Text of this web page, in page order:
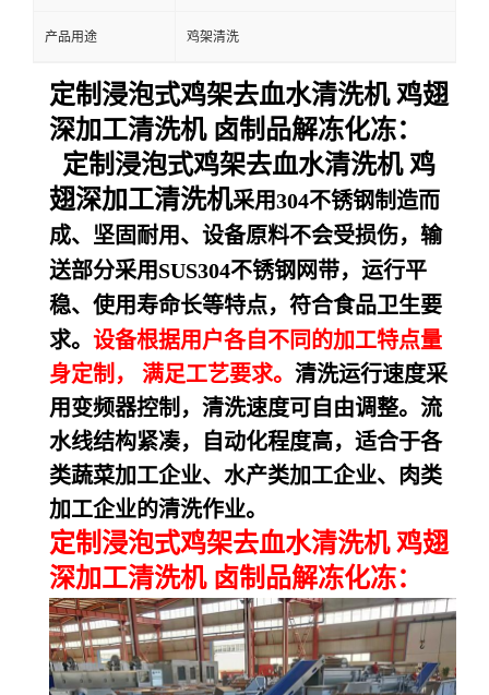
产品用途 鸡架清洗
定制浸泡式鸡架去血水清洗机 鸡翅
深加工清洗机 卤制品解冻化冻：
定制浸泡式鸡架去血水清洗机 鸡
翅深加工清洗机采用304不锈钢制造而
成、坚固耐用、设备原料不会受损伤， 输
送部分采用SUS304不锈钢网带，运行平
稳、使用寿命长等特点，符合食品卫生要
求。 设备根据用户各自不同的加工特点量
身定制， 满足工艺要求。 清洗运行速度采
用变频器控制，清洗速度可自由调整。流
水线结构紧凑，自动化程度高，适合于各
类蔬菜加工企业、水产类加工企业、肉类
加工企业的清洗作业。
定制浸泡式鸡架去血水清洗机 鸡翅
深加工清洗机 卤制品解冻化冻：